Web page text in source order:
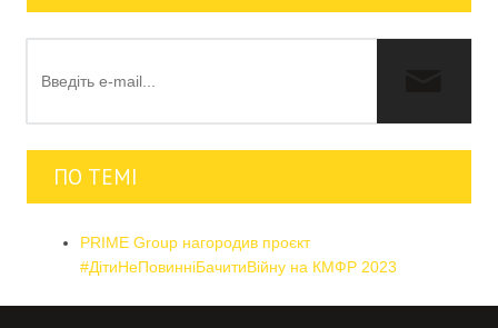
ПО ТЕМІ
PRIME Group нагородив проєкт
#ДітиНеПовинніБачитиВійну на КМФР 2023